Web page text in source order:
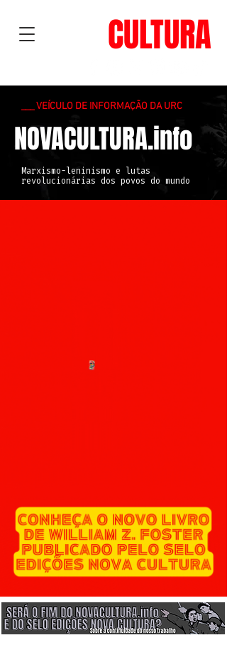
CULTURA
___ VEÍCULO DE INFORMAÇÃO DA URC
NOVACULTURA.info
Marxismo-leninismo e lutas
revolucionárias dos povos do mundo